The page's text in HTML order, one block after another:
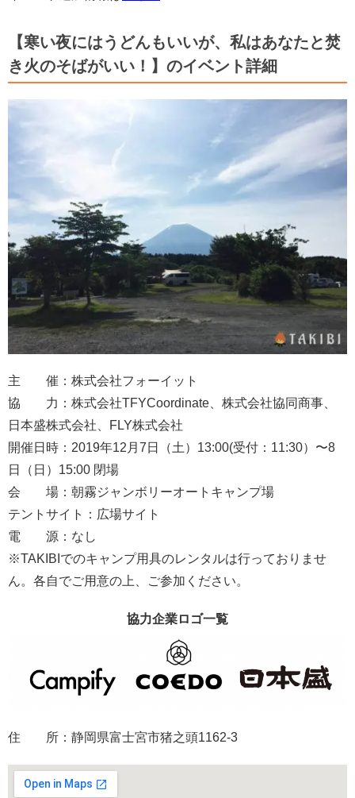
【寒い夜にはうどんもいいが、私はあなたと焚
き火のそばがいい！】のイベント詳細
主 催：株式会社フォーイット
協 力：株式会社TFYCoordinate、株式会社協同商事、
日本盛株式会社、FLY株式会社
開催日時：2019年12月7日（土）13:00(受付：11:30）〜8
日（日）15:00 閉場
会 場：朝霧ジャンボリーオートキャンプ場
テントサイト：広場サイト
電 源：なし
※TAKIBIでのキャンプ用具のレンタルは行っておりませ
ん。各自でご用意の上、ご参加ください。
協力企業ロゴ一覧
住 所：静岡県富士宮市猪之頭1162-3